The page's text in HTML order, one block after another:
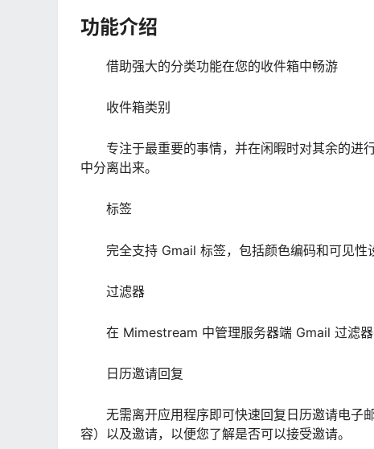
功能介绍
借助强大的分类功能在您的收件箱中畅游
收件箱类别
专注于最重要的事情，并在闲暇时对其余的进
中分离出来。
标签
完全支持 Gmail 标签，包括颜色编码和可见性
过滤器
在 Mimestream 中管理服务器端 Gmail 过滤器
日历邀请回复
无需离开应用程序即可快速回复日历邀请电
容）以及邀请，以便您了解是否可以接受邀请。